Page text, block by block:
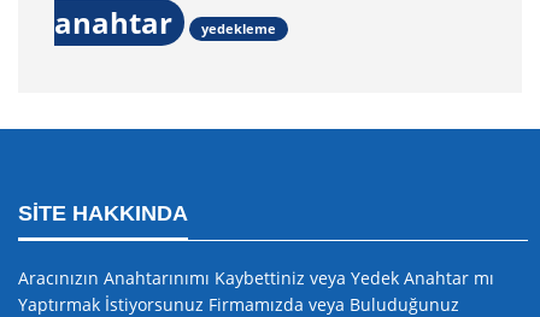
anahtar
yedekleme
SITE HAKKINDA
Aracınızın Anahtarınımı Kaybettiniz veya Yedek Anahtar mı
Yaptırmak İstiyorsunuz Firmamızda veya Buluduğunuz